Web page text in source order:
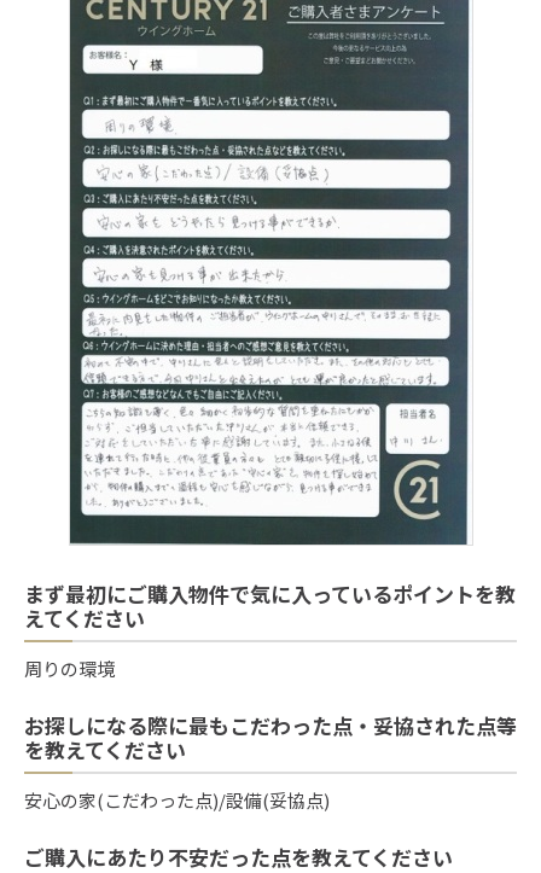
まず最初にご購入物件で気に入っているポイントを教
えてください
周りの環境
お探しになる際に最もこだわった点・妥協された点等
を教えてください
安心の家(こだわった点)/設備(妥協点)
ご購入にあたり不安だった点を教えてください